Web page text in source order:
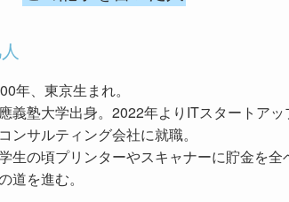
年、東京生まれ。
義塾大学出身。2022年よりITスタートア
ンサルティング会社に就職。
生の頃プリンターやスキャナーに貯金を
道を進む。